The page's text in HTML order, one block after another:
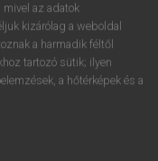
mivel az adatok
kizárólag a weboldal
a harmadik féltől
tartozó sütik; ilyen
a hőtérképek és a